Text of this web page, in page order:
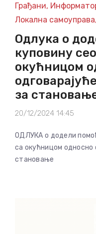
Грађани,
Локална самоуправа,
Одлука о
куповину
окућницом
за
20/12/2024 14:45
ОДЛУКА о додели
са окућницом односно
становање